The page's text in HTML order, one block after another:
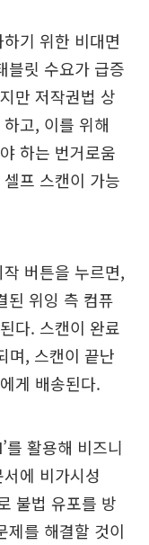
기 위한 비대면
블릿 수요가 급증
만 저작권법 상
고, 이를 위해
하는 번거로움
프 스캔이 가능
버튼을 누르면,
된 위잉 측 컴퓨
다. 스캔이 완료
며, 스캔이 끝난
게 배송된다.
를 활용해 비즈니
에 비가시성
불법 유포를 방
제를 해결할 것이